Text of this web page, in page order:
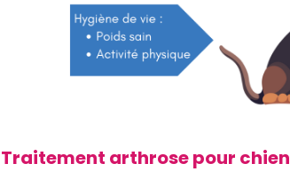
Traitement arthrose pour chien